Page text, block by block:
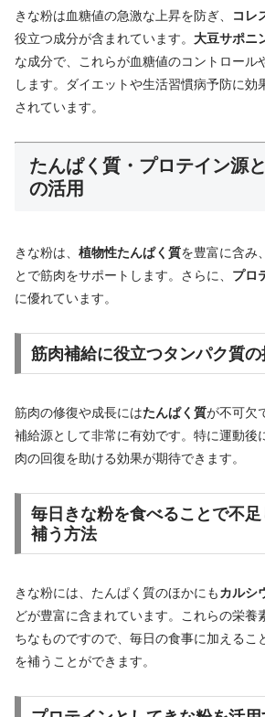
きな粉は血糖値の急激な上昇を防ぎ、 コレ
役立つ成分が含まれています。 大豆サポニ
な成分で、これらが血糖値のコントロール
します。ダイエットや生活習慣病予防に効
されています。
たんぱく質・プロテイン源
の活用
きな粉は、 植物性たんぱく質を豊富に含み
とで筋肉をサポートします。さらに、 プロ
に優れています。
筋肉補給に役立つタンパク質の
筋肉の修復や成長にはたんぱく質が不可欠
補給源として非常に有効です。特に運動後
肉の回復を助ける効果が期待できます。
毎日きな粉を食べることで不
補う方法
きな粉には、たんぱく質のほかにもカルシ
どが豊富に含まれています。これらの栄養
ちなものですので、毎日の食事に加えるこ
を補うことができます。